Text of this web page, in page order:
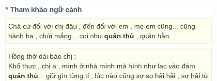
* Tham khảo ngữ cảnh
Chả cứ đối với chị đâu , đến đối với em , mẹ em cũng... cũng
hành hạ , chửi mắng... coi như quân thù , quân hằn.
Hồng thở dài bảo chị :
Khổ thực , chị ạ , mình ở nhà mình mà hình như lạc vào đám
quân thù ... giữ gìn từng tí , lúc nào cũng sợ sọ hãi hãi , sợ hãi từ